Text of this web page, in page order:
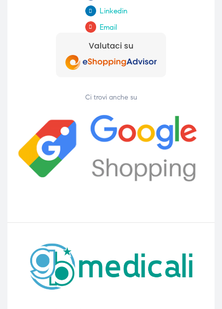
Linkedin
Email
Ci trovi anche su